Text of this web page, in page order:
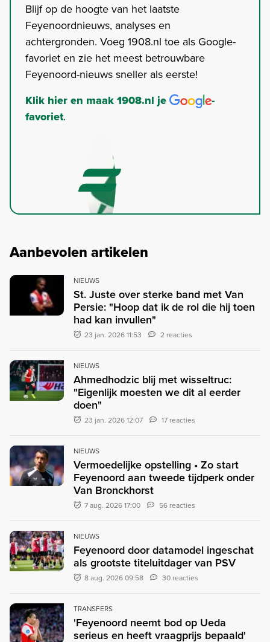
Blijf op de hoogte van het laatste
Feyenoordnieuws, analyses en
achtergronden. Voeg 1908.nl toe als Google-
favoriet en zie het meest betrouwbare
Feyenoord-nieuws sneller als eerste!
Klik hier en maak 1908.nl je
-
favoriet.
Aanbevolen artikelen
NIEUWS
St. Juste over sterke band met Van
Persie: "Hoop dat ik de rol die hij toen
had kan invullen"
23 jan. 2026 11:53 2 reacties
NIEUWS
Ahmedhodzic blij met wisseltruc:
"Eigenlijk moesten we dit al eerder
doen"
23 jan. 2026 12:07 17 reacties
NIEUWS
Vermoedelijke opstelling • Zo start
Feyenoord aan tweede tijdperk onder
Van Bronckhorst
7 aug. 2026 17:00 56 reacties
NIEUWS
Feyenoord door datamodel ingeschat
als grootste titeluitdager van PSV
8 aug. 2026 09:58 30 reacties
TRANSFERS
'Feyenoord neemt bod op Ueda
serieus en heeft vraagprijs bepaald'